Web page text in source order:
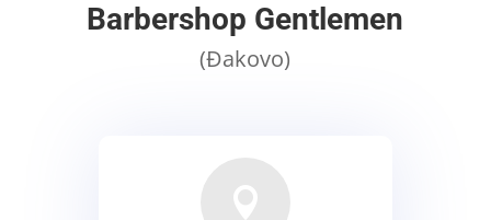
Barbershop Gentlemen
(Đakovo)